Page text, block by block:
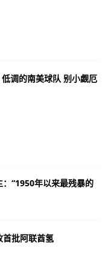
调的南美球队 别小觑厄
“1950年以来最残暴的
首批阿联酋氢